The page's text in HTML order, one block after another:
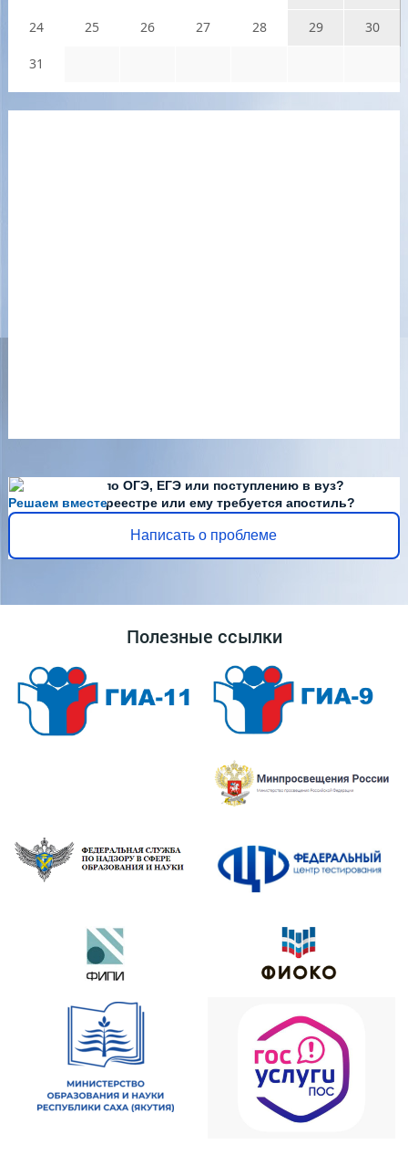
24 25 26 27 28 29 30
31
Решаем вместе
Есть вопросы по ОГЭ, ЕГЭ или поступлению в вуз?
Диплома нет в реестре или ему требуется апостиль?
Написать о проблеме
Полезные ссылки